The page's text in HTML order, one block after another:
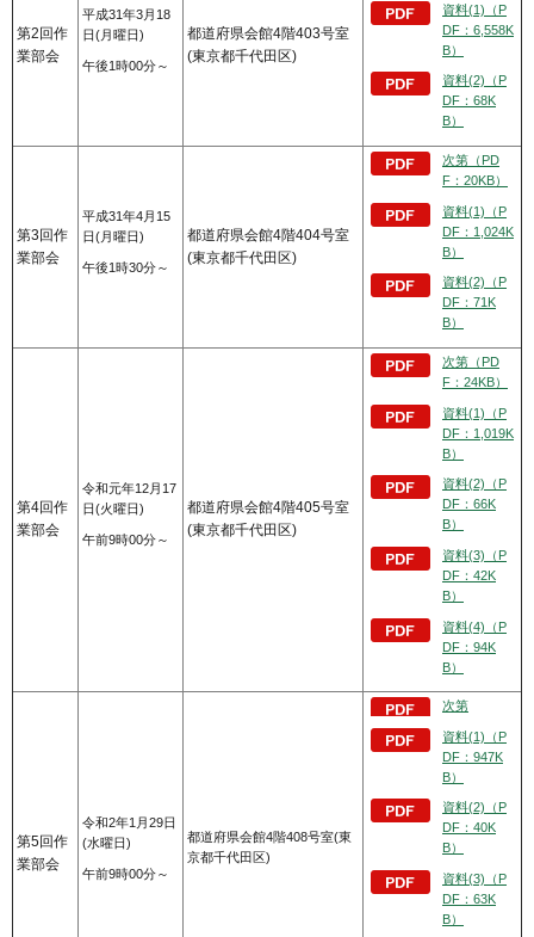
第2回作
業部会
平成31年3月18
日(月曜日)
午後1時00分～
都道府県会館4階403号室
(東京都千代田区)
資料(1)（P
DF：6,558K
B）
資料(2)（P
DF：68K
B）
第3回作
業部会
平成31年4月15
日(月曜日)
午後1時30分～
都道府県会館4階404号室
(東京都千代田区)
次第（PD
F：20KB）
資料(1)（P
DF：1,024K
B）
資料(2)（P
DF：71K
B）
第4回作
業部会
令和元年12月17
日(火曜日)
午前9時00分～
都道府県会館4階405号室
(東京都千代田区)
次第（PD
F：24KB）
資料(1)（P
DF：1,019K
B）
資料(2)（P
DF：66K
B）
資料(3)（P
DF：42K
B）
資料(4)（P
DF：94K
B）
第5回作
業部会
令和2年1月29日
(水曜日)
午前9時00分～
都道府県会館4階408号室(東
京都千代田区)
次第
資料(1)（P
DF：947K
B）
資料(2)（P
DF：40K
B）
資料(3)（P
DF：63K
B）